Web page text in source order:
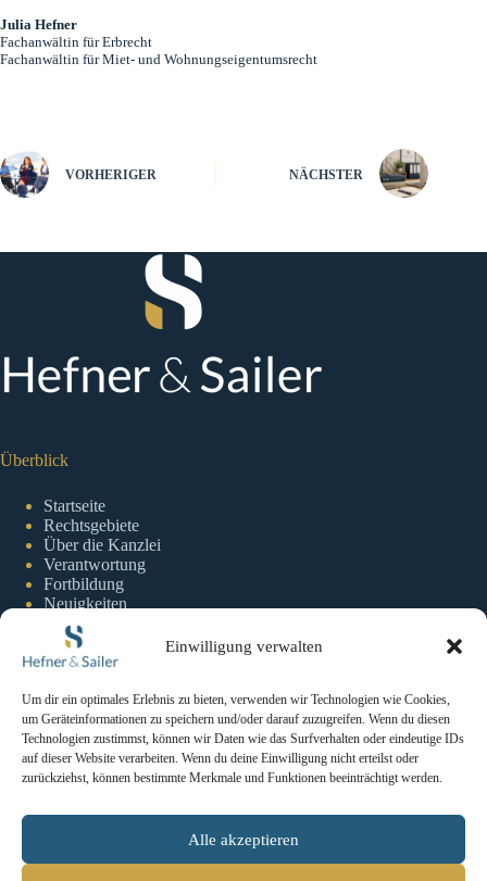
Einwilligung verwalten
Um dir ein optimales Erlebnis zu bieten, verwenden wir Technologien wie Cookies,
um Geräteinformationen zu speichern und/oder darauf zuzugreifen. Wenn du diesen
Technologien zustimmst, können wir Daten wie das Surfverhalten oder eindeutige IDs
auf dieser Website verarbeiten. Wenn du deine Einwilligung nicht erteilst oder
zurückziehst, können bestimmte Merkmale und Funktionen beeinträchtigt werden.
Alle akzeptieren
Julia Hefner
Fachanwältin für Erbrecht
Fachanwältin für Miet- und Wohnungseigentumsrecht
VORHERIGER NÄCHSTER
Überblick
Startseite
Rechtsgebiete
Über die Kanzlei
Verantwortung
Fortbildung
Neuigkeiten
Impressum
Datenschutzerklaerung
Cookie-Richtlinie
Kontakt
Kontakt